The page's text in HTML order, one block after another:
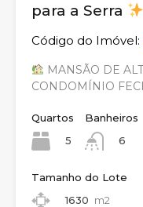
para a Serra
Código do Imóvel:
MANSÃO DE
CONDOMÍNIO
Quartos
5
Banheiros
6
Tamanho do Lote
1630 m2